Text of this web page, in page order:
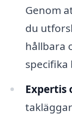
Genom
du
hållbara
specifika
Expertis